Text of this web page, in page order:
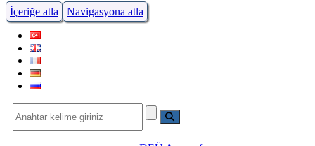
İçeriğe atla Navigasyona atla